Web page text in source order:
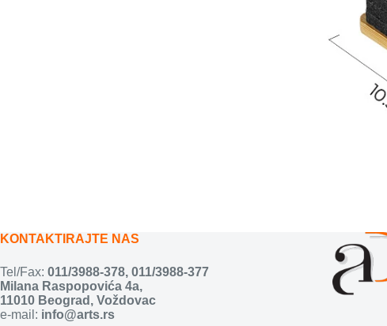
KONTAKTIRAJTE NAS
Tel/Fax: 011/3988-378, 011/3988-377
Milana Raspopovića 4a,
11010 Beograd, Voždovac
e-mail: info@arts.rs